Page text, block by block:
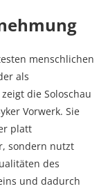
menschlichen
als
die Soloschau
Vorwerk. Sie
platt
sondern nutzt
des
und dadurch